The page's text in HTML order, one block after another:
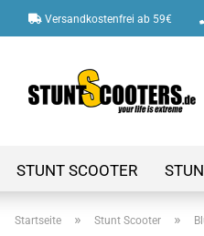
Versandkostenfrei ab 59€
STUNT SCOOTER
Startseite » Stunt Scooter »